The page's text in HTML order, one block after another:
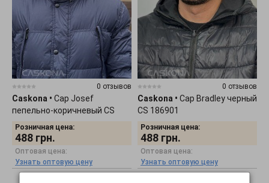
0 отзывов
Caskona • Cap Josef
пепельно-коричневый CS
186825
Розничная цена:
488 грн.
Оптовая цена:
Узнать оптовую цену
0 отзывов
Caskona • Cap Bradley черный
CS 186901
Розничная цена:
488 грн.
Оптовая цена:
Узнать оптовую цену